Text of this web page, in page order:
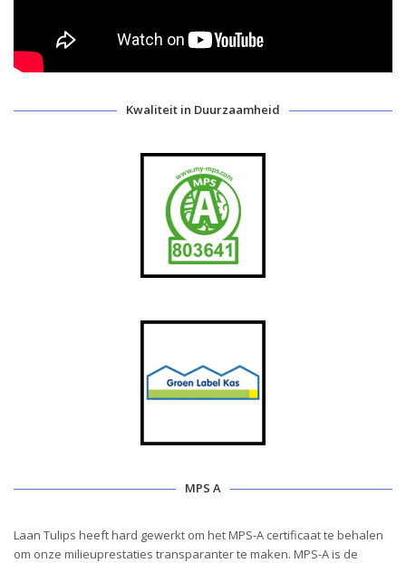
Kwaliteit in Duurzaamheid
MPS A
Laan Tulips heeft hard gewerkt om het MPS-A certificaat te behalen
om onze milieuprestaties transparanter te maken. MPS-A is de